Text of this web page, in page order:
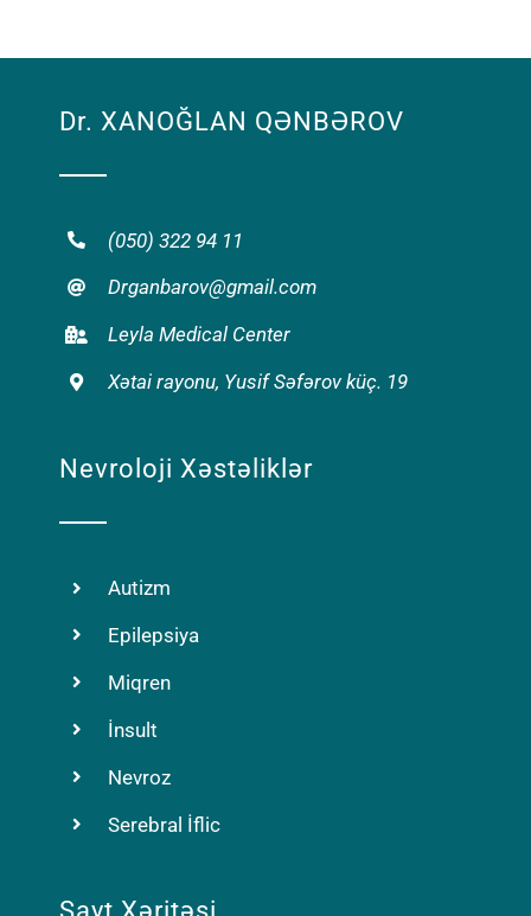
Dr. XANOĞLAN QƏNBƏROV
(050) 322 94 11
Drganbarov@gmail.com
Leyla Medical Center
Xətai rayonu, Yusif Səfərov küç. 19
Nevroloji Xəstəliklər
Autizm
Epilepsiya
Miqren
İnsult
Nevroz
Serebral İflic